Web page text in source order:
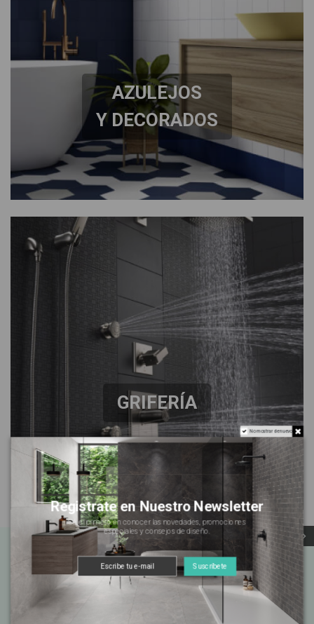
AZULEJOS
Y DECORADOS
GRIFERÍA
No mostrar de nuevo
Registrate en Nuestro Newsletter
Sé el primero en conocer las novedades, promociones
especiales y consejos de diseño.
Suscríbete